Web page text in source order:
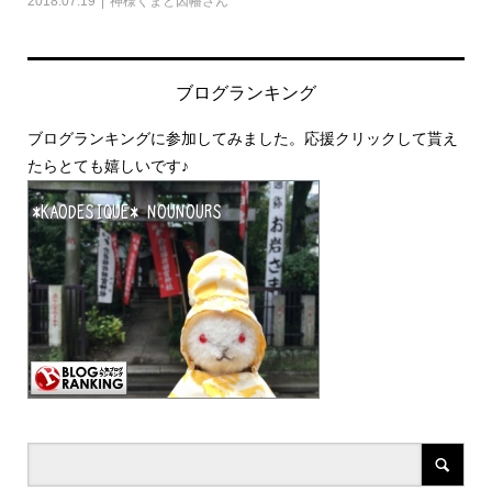
ブログランキング
ブログランキングに参加してみました。応援クリックして貰え
たらとても嬉しいです♪